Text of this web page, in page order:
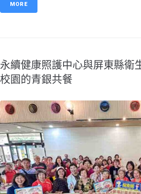
MORE
永續健康照護中心與屏東縣衛
校園的青銀共餐